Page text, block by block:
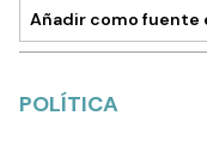
Añadir como fuente
POLÍTICA